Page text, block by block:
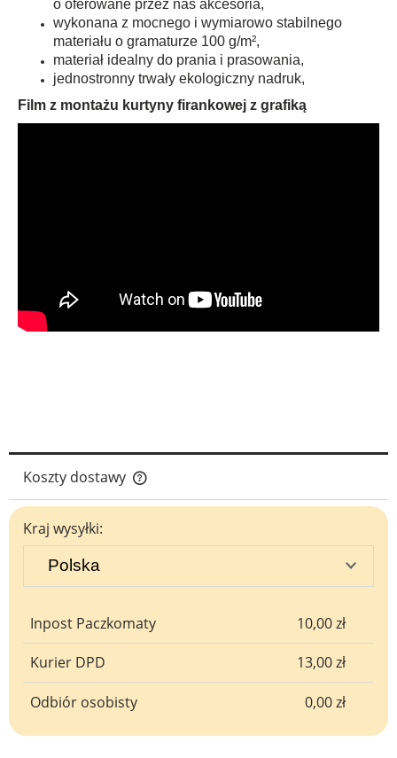
o oferowane przez nas akcesoria,
wykonana z mocnego i wymiarowo stabilnego
materiału o gramaturze 100 g/m²,
materiał idealny do prania i prasowania,
jednostronny trwały ekologiczny nadruk,
Film z montażu kurtyny firankowej z grafiką
Koszty dostawy
Cena nie zawiera ewentualnych kosztów płatności
Kraj wysyłki:
Inpost Paczkomaty 10,00 zł
Kurier DPD 13,00 zł
Odbiór osobisty 0,00 zł